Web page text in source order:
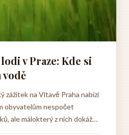
v Praze: Kde si
zážitek na Vltavě Praha nabízí
obyvatelům nespočet
ale málokterý z nich dokáže